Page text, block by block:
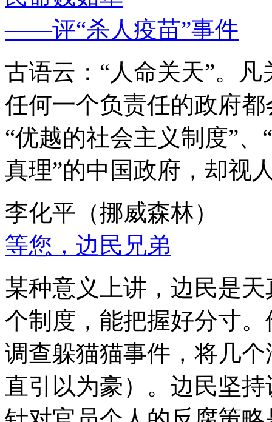
——评“杀人疫苗”事件
古语云：“人命关天”。
任何一个负责任的政府
“优越的社会主义制度”
真理”的中国政府，却视
李化平（挪威森林）
等您，边民兄弟
某种意义上讲，边民是
个制度，能把握好分寸
调查躲猫猫事件，将几
直引以为豪）。边民坚